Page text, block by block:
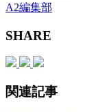
A2編集部
SHARE
関連記事